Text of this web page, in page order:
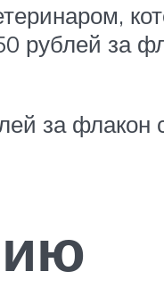
рублей за
за